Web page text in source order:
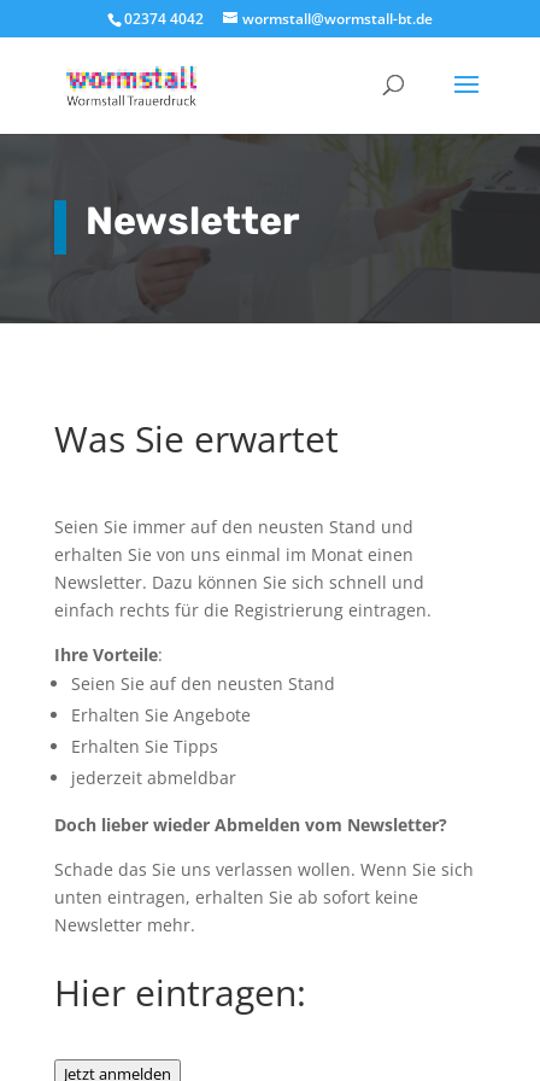
02374 4042 wormstall@wormstall-bt.de
Newsletter
Was Sie erwartet
Seien Sie immer auf den neusten Stand und
erhalten Sie von uns einmal im Monat einen
Newsletter. Dazu können Sie sich schnell und
einfach rechts für die Registrierung eintragen.
Ihre Vorteile:
Seien Sie auf den neusten Stand
Erhalten Sie Angebote
Erhalten Sie Tipps
jederzeit abmeldbar
Doch lieber wieder Abmelden vom Newsletter?
Schade das Sie uns verlassen wollen. Wenn Sie sich
unten eintragen, erhalten Sie ab sofort keine
Newsletter mehr.
Hier eintragen:
Jetzt anmelden